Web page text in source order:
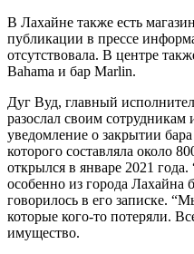
В Лахайне также есть
публикации в прессе
отсутствовала. В центре
Bahama и бар Marlin.
Дуг Вуд, главный
разослал своим сотрудникам
уведомление о закрытии
которого составляла около
открылся в январе 2021
особенно из города
говорилось в его записке.
которые кого-то потеряли.
имущество.